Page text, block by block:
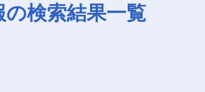
検索結果一覧